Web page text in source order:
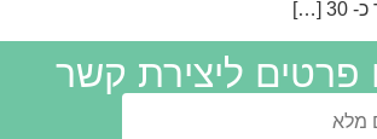
[…]
פרטים ליצירת קשר